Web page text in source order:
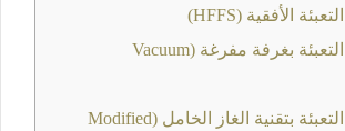
3. ماكينات التعبئة بغرفة مفرغة (Vacuum
4. ماكينات التعبئة بتقنية الغاز الخامل (Modified